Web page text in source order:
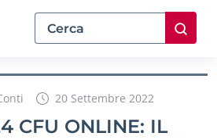
20 Settembre 2022
CFU ONLINE: IL